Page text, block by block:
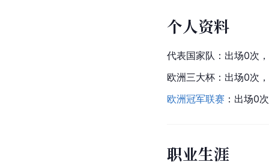
个人资料
代表国家队：出场0次
欧洲三大杯：出场0次
欧洲冠军联赛 ：出场0
职业生涯